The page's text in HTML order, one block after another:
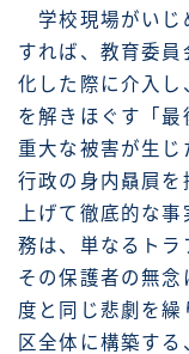
学校現場がいじ
すれば、教育委員
化した際に介入し
を解きほぐす「最
重大な被害が生じ
行政の身内贔屓を
上げて徹底的な
務は、単なるトラ
その保護者の無
度と同じ悲劇を繰
区全体に構築す